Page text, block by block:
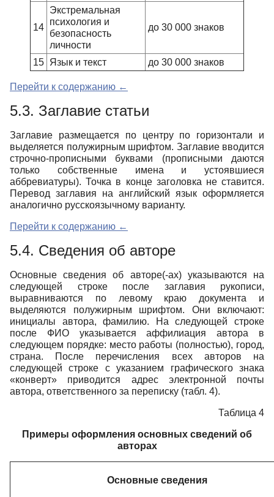
14
Экстремальная
психология и
безопасность
личности
до 30 000 знаков
15 Язык и текст до 30 000 знаков
Перейти к содержанию ←
5.3. Заглавие статьи
Заглавие размещается по центру по горизонтали и
выделяется полужирным шрифтом. Заглавие вводится
строчно-прописными буквами (прописными даются
только собственные имена и устоявшиеся
аббревиатуры). Точка в конце заголовка не ставится.
Перевод заглавия на английский язык оформляется
аналогично русскоязычному варианту.
Перейти к содержанию ←
5.4. Сведения об авторе
Основные сведения об авторе(-ах) указываются на
следующей строке после заглавия рукописи,
выравниваются по левому краю документа и
выделяются полужирным шрифтом. Они включают:
инициалы автора, фамилию. На следующей строке
после ФИО указывается аффилиация автора в
следующем порядке: место работы (полностью), город,
страна. После перечисления всех авторов на
следующей строке с указанием графического знака
«конверт» приводится адрес электронной почты
автора, ответственного за переписку (табл. 4).
Таблица 4
Примеры оформления основных сведений об
авторах
Основные сведения